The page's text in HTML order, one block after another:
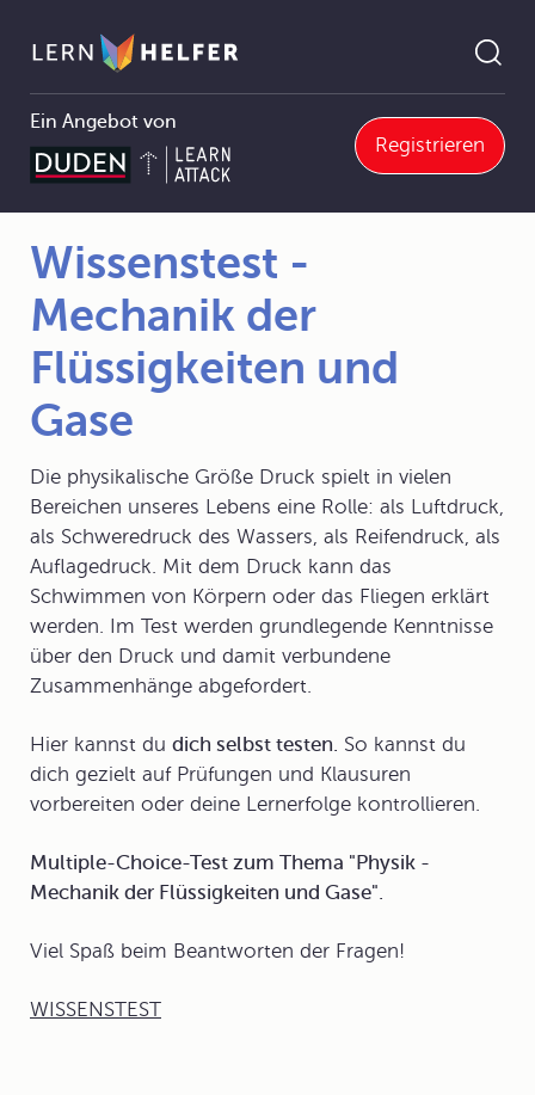
Ein Angebot von
Registrieren
Pfadnavigation
Wissenstest - Mechanik der Flüssigkeiten und Gase
Wissenstest -
Mechanik der
Flüssigkeiten und
Gase
Die physikalische Größe Druck spielt in vielen
Bereichen unseres Lebens eine Rolle: als Luftdruck,
als Schweredruck des Wassers, als Reifendruck, als
Auflagedruck. Mit dem Druck kann das
Schwimmen von Körpern oder das Fliegen erklärt
werden. Im Test werden grundlegende Kenntnisse
über den Druck und damit verbundene
Zusammenhänge abgefordert.
Hier kannst du dich selbst testen. So kannst du
dich gezielt auf Prüfungen und Klausuren
vorbereiten oder deine Lernerfolge kontrollieren.
Multiple-Choice-Test zum Thema "Physik -
Mechanik der Flüssigkeiten und Gase".
Viel Spaß beim Beantworten der Fragen!
WISSENSTEST